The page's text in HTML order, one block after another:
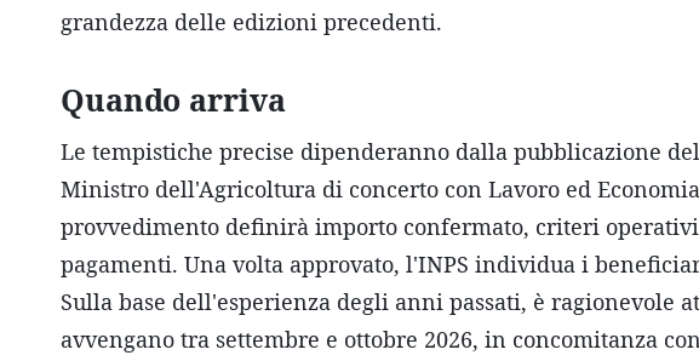
grandezza delle edizioni precedenti.
Quando arriva
Le tempistiche precise dipenderanno dalla pubblicazione
Ministro dell'Agricoltura di concerto con Lavoro ed
provvedimento definirà importo confermato, criteri
pagamenti. Una volta approvato, l'INPS individua i
Sulla base dell'esperienza degli anni passati, è ragionevole
avvengano tra settembre e ottobre 2026, in concomitanza